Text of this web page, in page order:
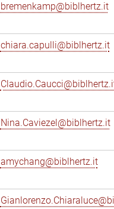
bremenkamp@biblhertz.it
chiara.capulli@biblhertz.it
Nina.Caviezel@biblhertz.it
amychang@biblhertz.it